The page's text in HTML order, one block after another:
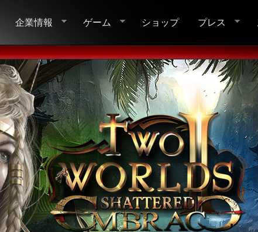
企業情報 ゲーム ショップ プレス